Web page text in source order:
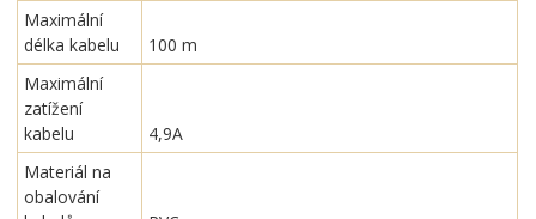
Maximální
délka kabelu
100 m
Maximální
zatížení
kabelu
4,9A
Materiál na
obalování